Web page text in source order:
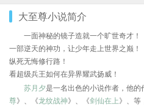
大至尊小说简介
一面神秘的镜子造就一个旷世奇才！
一部逆天的神功，让少年走上世界之巅！
纵死无悔修行路！
看超级兵王如何在异界耀武扬威！
苏月夕是一名出色的小说作者，他的
尊》、《龙纹战神》、《剑仙在上》、等